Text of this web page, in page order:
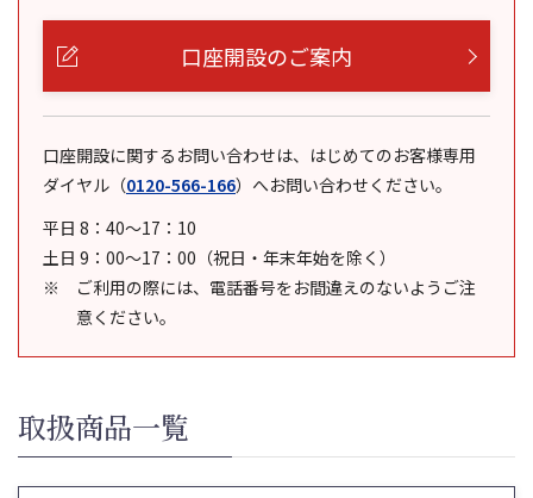
口座開設のご案内
口座開設に関するお問い合わせは、はじめてのお客様専用
ダイヤル （0120-566-166） へお問い合わせください。
平日 8：40～17：10
土日 9：00～17：00（祝日・年末年始を除く）
ご利用の際には、電話番号をお間違えのないようご注
意ください。
取扱商品一覧